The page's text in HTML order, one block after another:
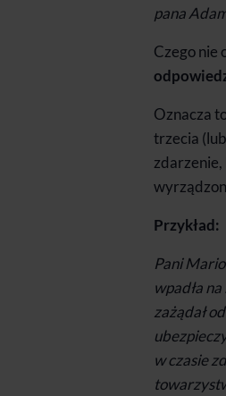
pana
Czego nie
Oznacza
trzecia
zdarzenie,
Przykład:
Pani
wpadła
zażądał
w czasie